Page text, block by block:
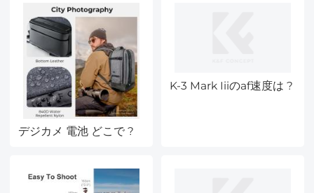
デジカメ 電池 どこで ?
K-3 Mark Iiiのaf速度は ?